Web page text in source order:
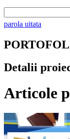
parola uitata
Detalii
Articole